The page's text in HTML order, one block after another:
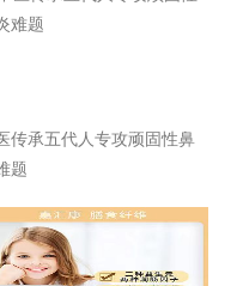
传承五代人专攻顽固性鼻
题